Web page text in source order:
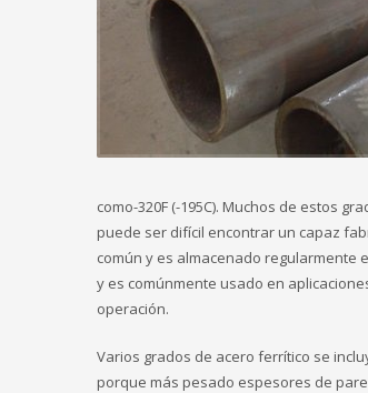
como-320F (-195C). Muchos de estos
puede ser difícil encontrar un capaz
común y es almacenado regularmente
y es comúnmente usado en
operación.
Varios grados de acero ferrítico se
porque más pesado espesores de